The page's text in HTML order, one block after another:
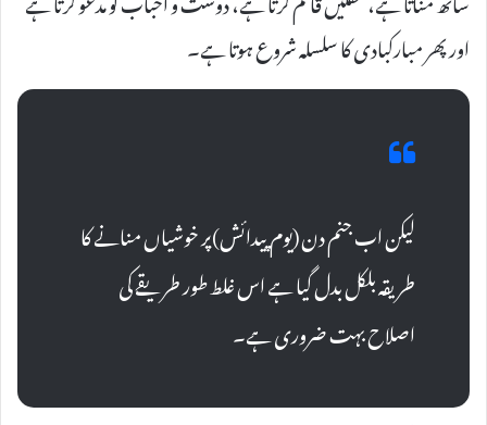
اور پھر مبارکبادی کا سلسلہ شروع ہوتا ہے۔
لیکن اب جنم دن (یوم پیدائش)پر خوشیاں منانے کا
طریقہ بلکل بدل گیا ہے اس غلط طور طریقے کی
اصلاح بہت ضروری ہے۔